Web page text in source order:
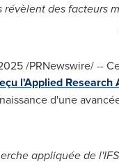
des facteurs
/PRNewswire/ --
l'Applied Research
d'une
appliquée de